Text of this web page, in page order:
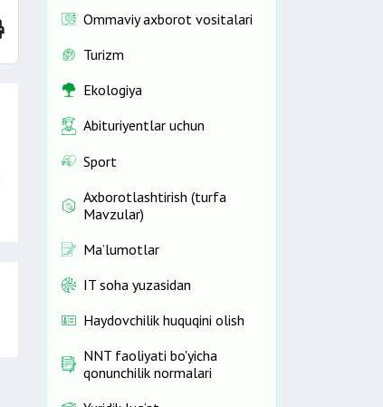
Ommaviy axborot vositalari
Turizm
Ekologiya
Abituriyentlar uchun
Sport
Axborotlashtirish (turfa
Mavzular)
Ma’lumotlar
IT soha yuzasidan
Haydovchilik huquqini olish
NNT faoliyati bo'yicha
qonunchilik normalari